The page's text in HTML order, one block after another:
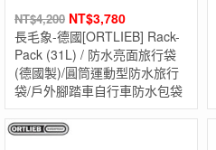
NT$4,200 NT$3,780
長毛象-德國[ORTLIEB] Rack-
Pack (31L) / 防水亮面旅行袋
(德國製)/圓筒運動型防水旅行
袋/戶外腳踏車自行車防水包袋